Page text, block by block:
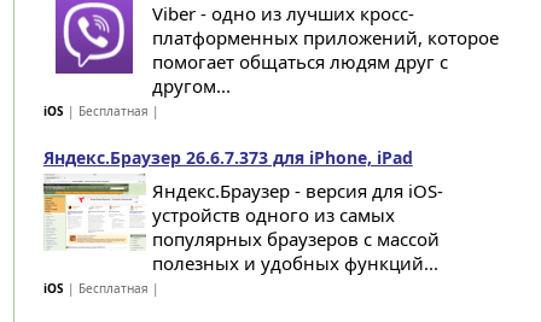
Viber - одно из лучших кросс-
платформенных приложений, которое
помогает общаться людям друг с
другом...
iOS | Бесплатная |
Яндекс.Браузер 26.6.7.373 для iPhone, iPad
Яндекс.Браузер - версия для iOS-
устройств одного из самых
популярных браузеров с массой
полезных и удобных функций...
iOS | Бесплатная |